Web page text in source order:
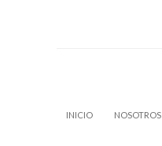
INICIO NOSOTROS